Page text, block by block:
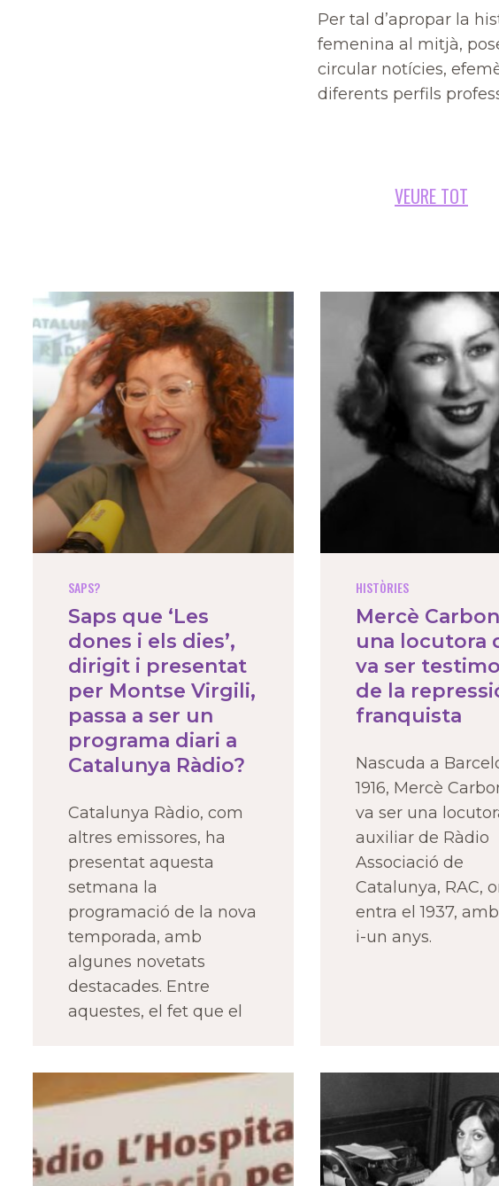
Per tal d’apropar la
femenina al mitjà,
circular notícies,
diferents perfils
VEURE TOT
SAPS?
Saps que ‘Les
dones i els dies’,
dirigit i presentat
per Montse Virgili,
passa a ser un
programa diari a
Catalunya Ràdio?
Catalunya Ràdio, com
altres emissores, ha
presentat aquesta
setmana la
programació de la nova
temporada, amb
algunes novetats
destacades. Entre
aquestes, el fet que el
HISTÒRIES
Mercè
una locutora
va ser
de la
franquista
Nascuda a
1916, Mercè
va ser una
auxiliar de Ràdio
Associació de
Catalunya, RAC,
entra el 1937,
i-un anys.